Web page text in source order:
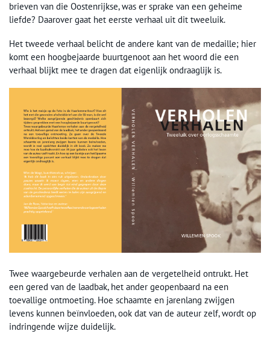
brieven van die Oostenrijkse, was er sprake van een geheime
liefde? Daarover gaat het eerste verhaal uit dit tweeluik.
Het tweede verhaal belicht de andere kant van de medaille; hier
komt een hoogbejaarde buurtgenoot aan het woord die een
verhaal blijkt mee te dragen dat eigenlijk ondraaglijk is.
Twee waargebeurde verhalen aan de vergetelheid ontrukt. Het
een gered van de laadbak, het ander geopenbaard na een
toevallige ontmoeting. Hoe schaamte en jarenlang zwijgen
levens kunnen beïnvloeden, ook dat van de auteur zelf, wordt op
indringende wijze duidelijk.